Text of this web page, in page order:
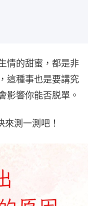
情的甜蜜，都是非
這種事也是要講究
影響你能否脱單。
測一測吧！